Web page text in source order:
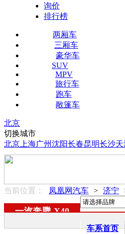
询价
排行榜
两厢车
三厢车
豪华车
SUV
MPV
旅行车
跑车
敞篷车
北京
切换城市
北京 上海广州沈阳长春昆明长沙
当前位置： 凤凰网汽车 > 济宁
一汽奔腾-X40
车系首页